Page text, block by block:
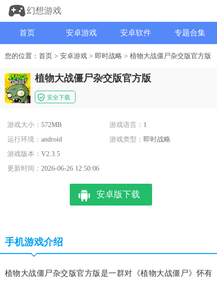
幻想游戏
首页 安卓游戏 安卓软件 专题合集
您的位置： 首页 > 安卓游戏 > 即时战略 > 植物大战僵尸杂交版官方版
植物大战僵尸杂交版官方版
安全下载
游戏大小： 572MB 游戏语言： 1
运行环境： android 游戏类型： 即时战略
游戏版本： V2.3.5
更新时间： 2026-06-26 12:50:06
安卓版下载
手机游戏介绍
植物大战僵尸杂交版官方版是一群对《植物大战僵尸》怀有